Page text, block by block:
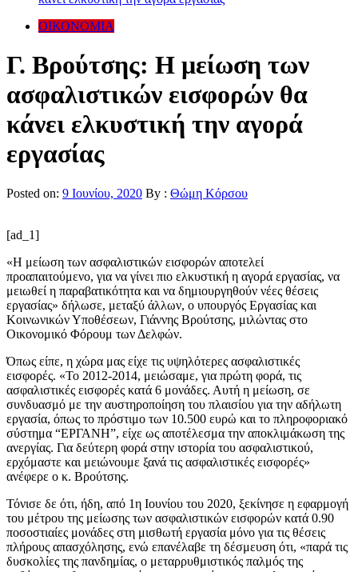
ΟΙΚΟΝΟΜΙΑ
Γ. Βρούτσης: Η μείωση των
ασφαλιστικών εισφορών θα
κάνει ελκυστική την αγορά
εργασίας
Posted on: 9 Ιουνίου, 2020 By : Θώμη Κόρσου
[ad_1]
«Η μείωση των ασφαλιστικών εισφορών αποτελεί
προαπαιτούμενο, για να γίνει πιο ελκυστική η αγορά εργασίας, να
μειωθεί η παραβατικότητα και να δημιουργηθούν νέες θέσεις
εργασίας» δήλωσε, μεταξύ άλλων, ο υπουργός Εργασίας και
Κοινωνικών Υποθέσεων, Γιάννης Βρούτσης, μιλώντας στο
Οικονομικό Φόρουμ των Δελφών.
Όπως είπε, η χώρα μας είχε τις υψηλότερες ασφαλιστικές
εισφορές. «Το 2012-2014, μειώσαμε, για πρώτη φορά, τις
ασφαλιστικές εισφορές κατά 6 μονάδες. Αυτή η μείωση, σε
συνδυασμό με την αυστηροποίηση του πλαισίου για την αδήλωτη
εργασία, όπως το πρόστιμο των 10.500 ευρώ και το πληροφοριακό
σύστημα “ΕΡΓΑΝΗ”, είχε ως αποτέλεσμα την αποκλιμάκωση της
ανεργίας. Για δεύτερη φορά στην ιστορία του ασφαλιστικού,
ερχόμαστε και μειώνουμε ξανά τις ασφαλιστικές εισφορές»
ανέφερε ο κ. Βρούτσης.
Τόνισε δε ότι, ήδη, από 1η Ιουνίου του 2020, ξεκίνησε η εφαρμογή
του μέτρου της μείωσης των ασφαλιστικών εισφορών κατά 0.90
ποσοστιαίες μονάδες στη μισθωτή εργασία μόνο για τις θέσεις
πλήρους απασχόλησης, ενώ επανέλαβε τη δέσμευση ότι, «παρά τις
δυσκολίες της πανδημίας, ο μεταρρυθμιστικός παλμός της